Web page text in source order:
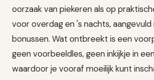
oorzaak van piekeren als op
voor overdag en 's nachts,
bonussen. Wat ontbreekt is een
geen voorbeeldles, geen inkijkje in
waardoor je vooraf moeilijk kunt